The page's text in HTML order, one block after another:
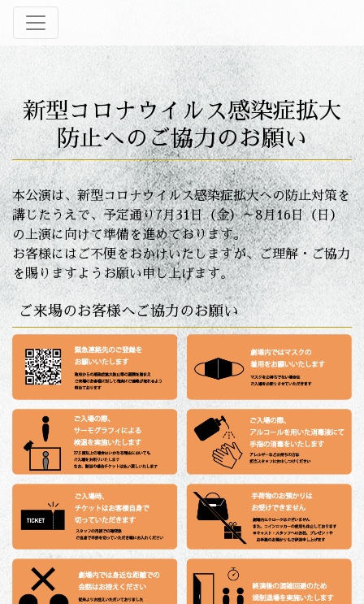
新型コロナウイルス感染症拡大
防止へのご協力のお願い
本公演は、新型コロナウイルス感染症拡大への防止対策を
講じたうえで、予定通り7月31日（金）～8月16日（日）
の上演に向けて準備を進めております。
お客様にはご不便をおかけいたしますが、ご理解・ご協力
を賜りますようお願い申し上げます。
ご来場のお客様へご協力のお願い